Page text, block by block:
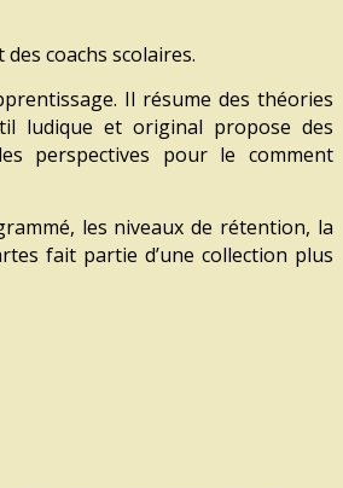
coachs scolaires.
Il résume des théories
ludique et original propose des
perspectives pour le comment
les niveaux de rétention, la
fait partie d’une collection plus